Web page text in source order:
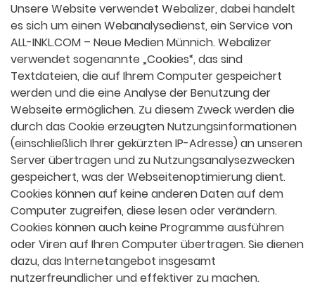
Unsere Website verwendet Webalizer, dabei handelt
es sich um einen Webanalysedienst, ein Service von
ALL-INKL.COM – Neue Medien Münnich. Webalizer
verwendet sogenannte „Cookies“, das sind
Textdateien, die auf Ihrem Computer gespeichert
werden und die eine Analyse der Benutzung der
Webseite ermöglichen. Zu diesem Zweck werden die
durch das Cookie erzeugten Nutzungsinformationen
(einschließlich Ihrer gekürzten IP-Adresse) an unseren
Server übertragen und zu Nutzungsanalysezwecken
gespeichert, was der Webseitenoptimierung dient.
Cookies können auf keine anderen Daten auf dem
Computer zugreifen, diese lesen oder verändern.
Cookies können auch keine Programme ausführen
oder Viren auf Ihren Computer übertragen. Sie dienen
dazu, das Internetangebot insgesamt
nutzerfreundlicher und effektiver zu machen.